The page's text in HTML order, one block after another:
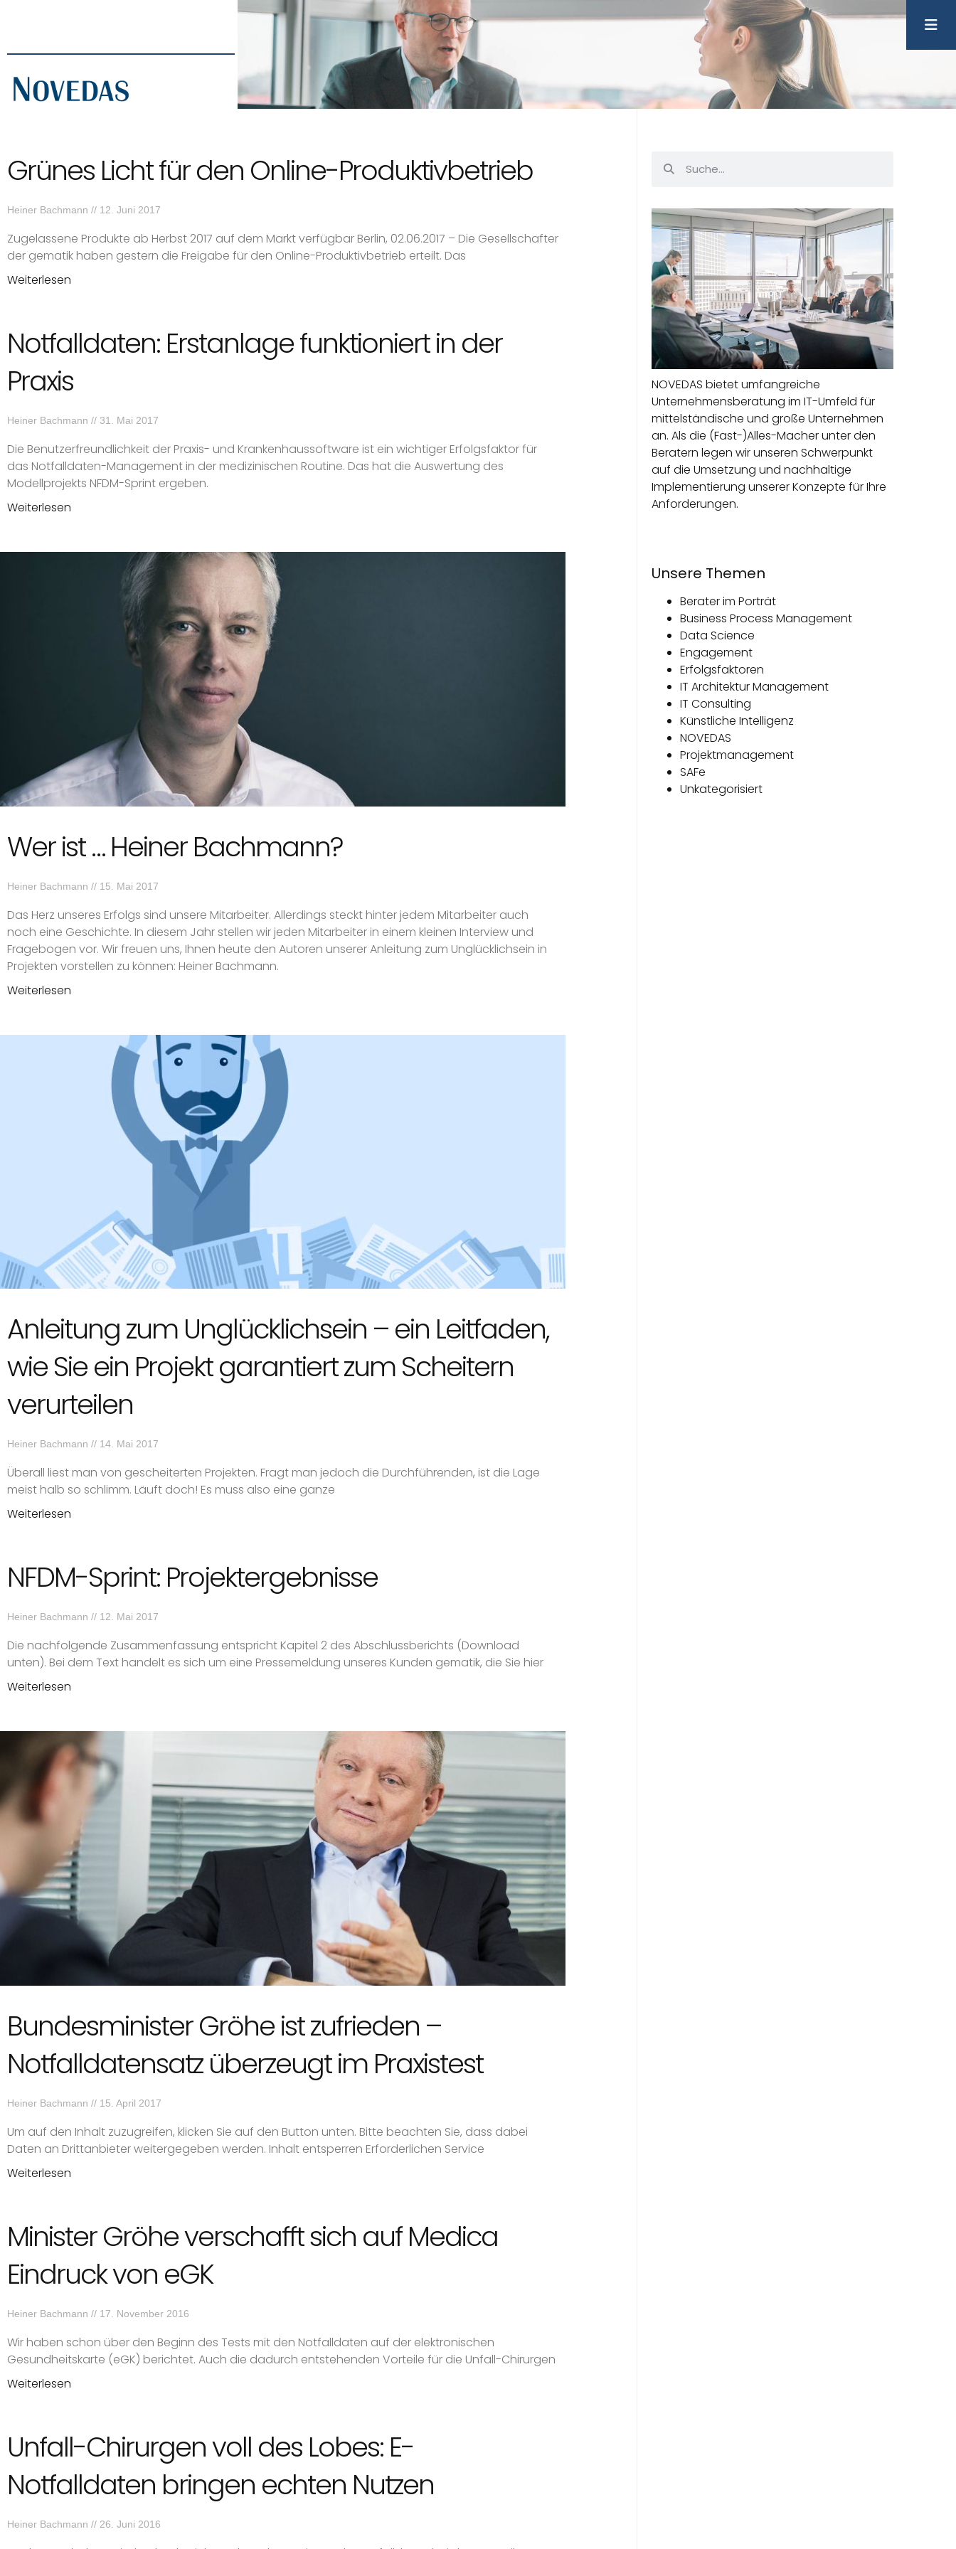
Grünes Licht für den Online-Produktivbetrieb
Heiner Bachmann 12. Juni 2017
Zugelassene Produkte ab Herbst 2017 auf dem Markt verfügbar Berlin, 02.06.2017 – Die Gesellschafter
der gematik haben gestern die Freigabe für den Online-Produktivbetrieb erteilt. Das
Weiterlesen
Notfalldaten: Erstanlage funktioniert in der
Praxis
Heiner Bachmann 31. Mai 2017
Die Benutzerfreundlichkeit der Praxis- und Krankenhaussoftware ist ein wichtiger Erfolgsfaktor für
das Notfalldaten-Management in der medizinischen Routine. Das hat die Auswertung des
Modellprojekts NFDM-Sprint ergeben.
Weiterlesen
Wer ist … Heiner Bachmann?
Heiner Bachmann 15. Mai 2017
Das Herz unseres Erfolgs sind unsere Mitarbeiter. Allerdings steckt hinter jedem Mitarbeiter auch
noch eine Geschichte. In diesem Jahr stellen wir jeden Mitarbeiter in einem kleinen Interview und
Fragebogen vor. Wir freuen uns, Ihnen heute den Autoren unserer Anleitung zum Unglücklichsein in
Projekten vorstellen zu können: Heiner Bachmann.
Weiterlesen
Anleitung zum Unglücklichsein – ein Leitfaden,
wie Sie ein Projekt garantiert zum Scheitern
verurteilen
Heiner Bachmann 14. Mai 2017
Überall liest man von gescheiterten Projekten. Fragt man jedoch die Durchführenden, ist die Lage
meist halb so schlimm. Läuft doch! Es muss also eine ganze
Weiterlesen
NFDM-Sprint: Projektergebnisse
Heiner Bachmann 12. Mai 2017
Die nachfolgende Zusammenfassung entspricht Kapitel 2 des Abschlussberichts (Download
unten). Bei dem Text handelt es sich um eine Pressemeldung unseres Kunden gematik, die Sie hier
Weiterlesen
Bundesminister Gröhe ist zufrieden –
Notfalldatensatz überzeugt im Praxistest
Heiner Bachmann 15. April 2017
Um auf den Inhalt zuzugreifen, klicken Sie auf den Button unten. Bitte beachten Sie, dass dabei
Daten an Drittanbieter weitergegeben werden. Inhalt entsperren Erforderlichen Service
Weiterlesen
Minister Gröhe verschafft sich auf Medica
Eindruck von eGK
Heiner Bachmann 17. November 2016
Wir haben schon über den Beginn des Tests mit den Notfalldaten auf der elektronischen
Gesundheitskarte (eGK) berichtet. Auch die dadurch entstehenden Vorteile für die Unfall-Chirurgen
Weiterlesen
Unfall-Chirurgen voll des Lobes: E-
Notfalldaten bringen echten Nutzen
Heiner Bachmann 26. Juni 2016
NOVEDAS bietet umfangreiche
Unternehmensberatung im IT-Umfeld für
mittelständische und große Unternehmen
an. Als die (Fast-)Alles-Macher unter den
Beratern legen wir unseren Schwerpunkt
auf die Umsetzung und nachhaltige
Implementierung unserer Konzepte für Ihre
Anforderungen.
Unsere Themen
Berater im Porträt
Business Process Management
Data Science
Engagement
Erfolgsfaktoren
IT Architektur Management
IT Consulting
Künstliche Intelligenz
NOVEDAS
Projektmanagement
SAFe
Unkategorisiert